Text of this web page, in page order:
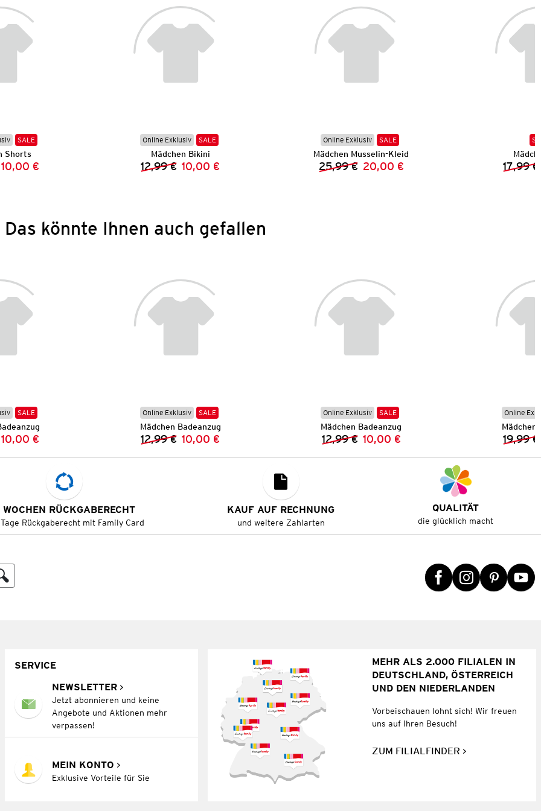
SALE
Shorts
Preis:
Preis:
10,00 €
Online Exklusiv SALE
Mädchen Bikini
Vorheriger Preis:
12,99 € Neuer Preis:
10,00 €
Online Exklusiv SALE
Mädchen Musselin-Kleid
Vorheriger Preis:
25,99 € Neuer Preis:
20,00 € 17,99 €
Das könnte Ihnen auch gefallen
SALE
Preis:
Preis:
10,00 €
Online Exklusiv SALE
Mädchen Badeanzug
Vorheriger Preis:
12,99 € Neuer Preis:
10,00 €
Online Exklusiv SALE
Mädchen Badeanzug
Vorheriger Preis:
12,99 € Neuer Preis:
10,00 €
Online
Mädchen
19,99 €
RÜCKGABERECHT
Rückgaberecht mit Family Card
KAUF AUF RECHNUNG
und weitere Zahlarten
QUALITÄT
die glücklich macht
SERVICE
NEWSLETTER
Jetzt abonnieren und keine
Angebote und Aktionen mehr
verpassen!
MEIN KONTO
Exklusive Vorteile für Sie
MEHR ALS 2.000 FILIALEN IN
DEUTSCHLAND, ÖSTERREICH
UND DEN NIEDERLANDEN
Vorbeischauen lohnt sich! Wir freuen
uns auf Ihren Besuch!
ZUM FILIALFINDER